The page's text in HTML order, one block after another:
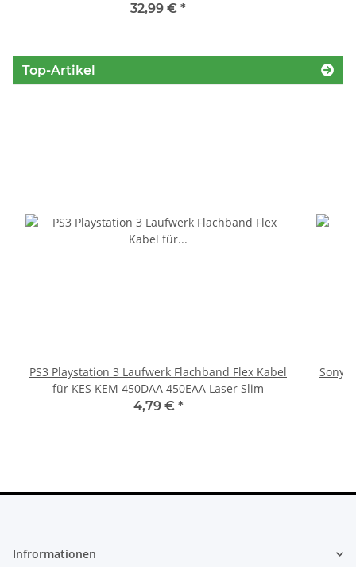
32,99 € *
Top-Artikel
PS3 Playstation 3 Laufwerk Flachband Flex Kabel
für KES KEM 450DAA 450EAA Laser Slim
4,79 € *
Sony
Infrormationen